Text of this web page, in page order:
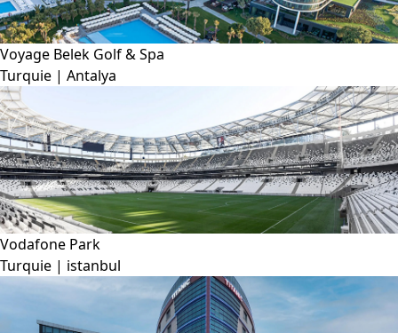
Voyage Belek Golf & Spa
Turquie | Antalya
Vodafone Park
Turquie | istanbul